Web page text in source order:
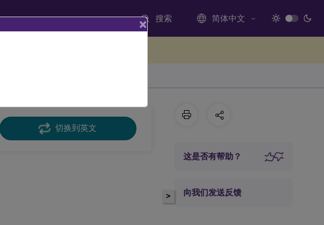
搜索 简体中文
切换到英文
>
这是否有帮助？
向我们发送反馈
×